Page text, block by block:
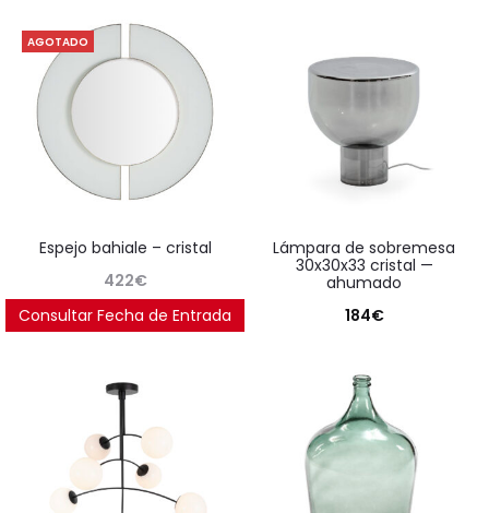
AGOTADO
espejo bahiale – cristal
422€
Consultar Fecha de Entrada
lámpara de sobremesa
30x30x33 cristal —
ahumado
184€